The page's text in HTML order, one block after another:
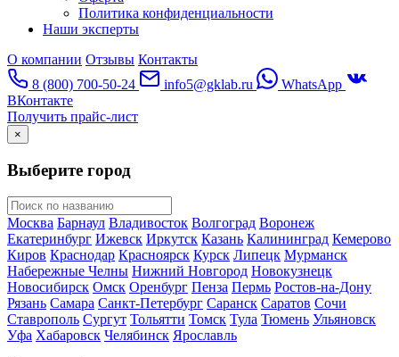
Политика конфиденциальности
Наши эксперты
О компании Отзывы Контакты
8 (800) 700-50-24
info5@gklab.ru
WhatsApp
ВКонтакте
Получить прайс-лист
×
Выберите город
Москва Барнаул Владивосток Волгоград Воронеж
Екатеринбург Ижевск Иркутск Казань Калининград Кемерово
Киров Краснодар Красноярск Курск Липецк Мурманск
Набережные Челны Нижний Новгород Новокузнецк
Новосибирск Омск Оренбург Пенза Пермь Ростов-на-Дону
Рязань Самара Санкт-Петербург Саранск Саратов Сочи
Ставрополь Сургут Тольятти Томск Тула Тюмень Ульяновск
Уфа Хабаровск Челябинск Ярославль